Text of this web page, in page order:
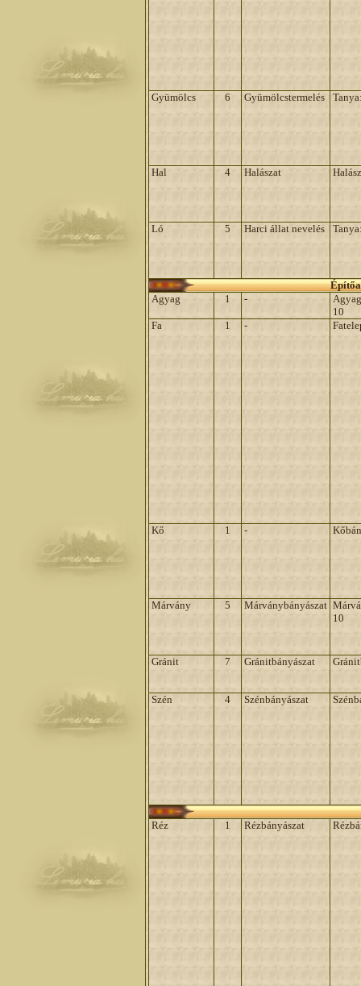
Gyümölcs 6 Gyümölcstermelés
Hal 4 Halászat
Ló 5 Harci állat nevelés
Agyag
1 -
10
Fa
1 -
Kő 1 -
Márvány 5 Márványbányászat
10
Gránit 7 Gránitbányászat
Szén 4 Szénbányászat
Réz 1 Rézbányászat